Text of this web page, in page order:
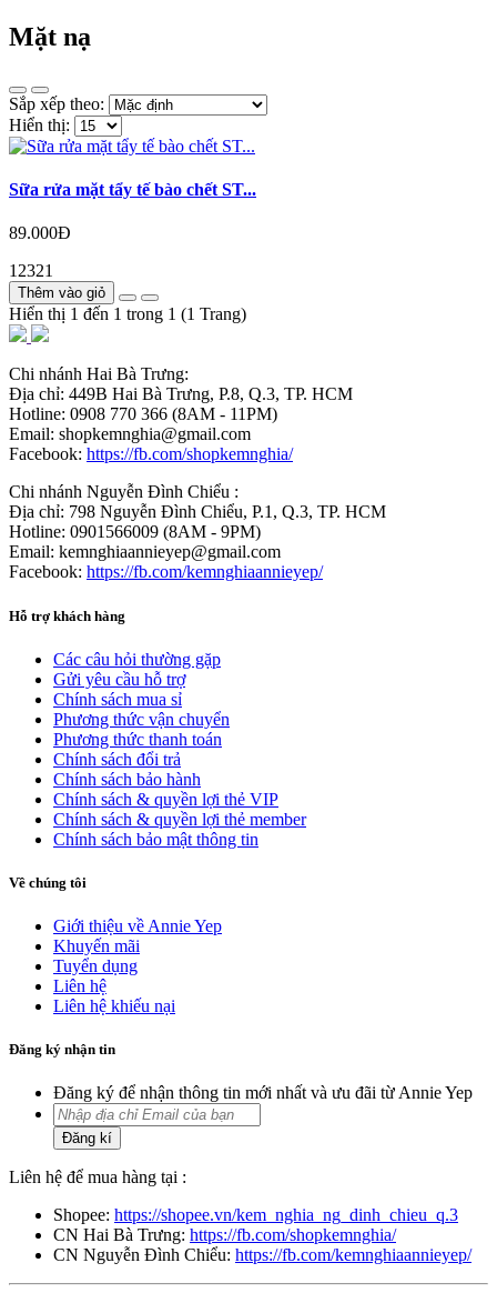
Mặt nạ
Sắp xếp theo:
Hiển thị:
Sữa rửa mặt tẩy tế bào chết ST...
89.000Đ
12321
Thêm vào giỏ
Hiển thị 1 đến 1 trong 1 (1 Trang)
Chi nhánh Hai Bà Trưng:
Địa chỉ: 449B Hai Bà Trưng, P.8, Q.3, TP. HCM
Hotline: 0908 770 366 (8AM - 11PM)
Email: shopkemnghia@gmail.com
Facebook: https://fb.com/shopkemnghia/
Chi nhánh Nguyễn Đình Chiểu :
Địa chỉ: 798 Nguyễn Đình Chiểu, P.1, Q.3, TP. HCM
Hotline: 0901566009 (8AM - 9PM)
Email: kemnghiaannieyep@gmail.com
Facebook: https://fb.com/kemnghiaannieyep/
Hỗ trợ khách hàng
Các câu hỏi thường gặp
Gửi yêu cầu hỗ trợ
Chính sách mua sỉ
Phương thức vận chuyển
Phương thức thanh toán
Chính sách đổi trả
Chính sách bảo hành
Chính sách & quyền lợi thẻ VIP
Chính sách & quyền lợi thẻ member
Chính sách bảo mật thông tin
Về chúng tôi
Giới thiệu về Annie Yep
Khuyến mãi
Tuyển dụng
Liên hệ
Liên hệ khiếu nại
Đăng ký nhận tin
Đăng ký để nhận thông tin mới nhất và ưu đãi từ Annie Yep
Đăng kí
Liên hệ để mua hàng tại :
Shopee: https://shopee.vn/kem_nghia_ng_dinh_chieu_q.3
CN Hai Bà Trưng: https://fb.com/shopkemnghia/
CN Nguyễn Đình Chiểu: https://fb.com/kemnghiaannieyep/